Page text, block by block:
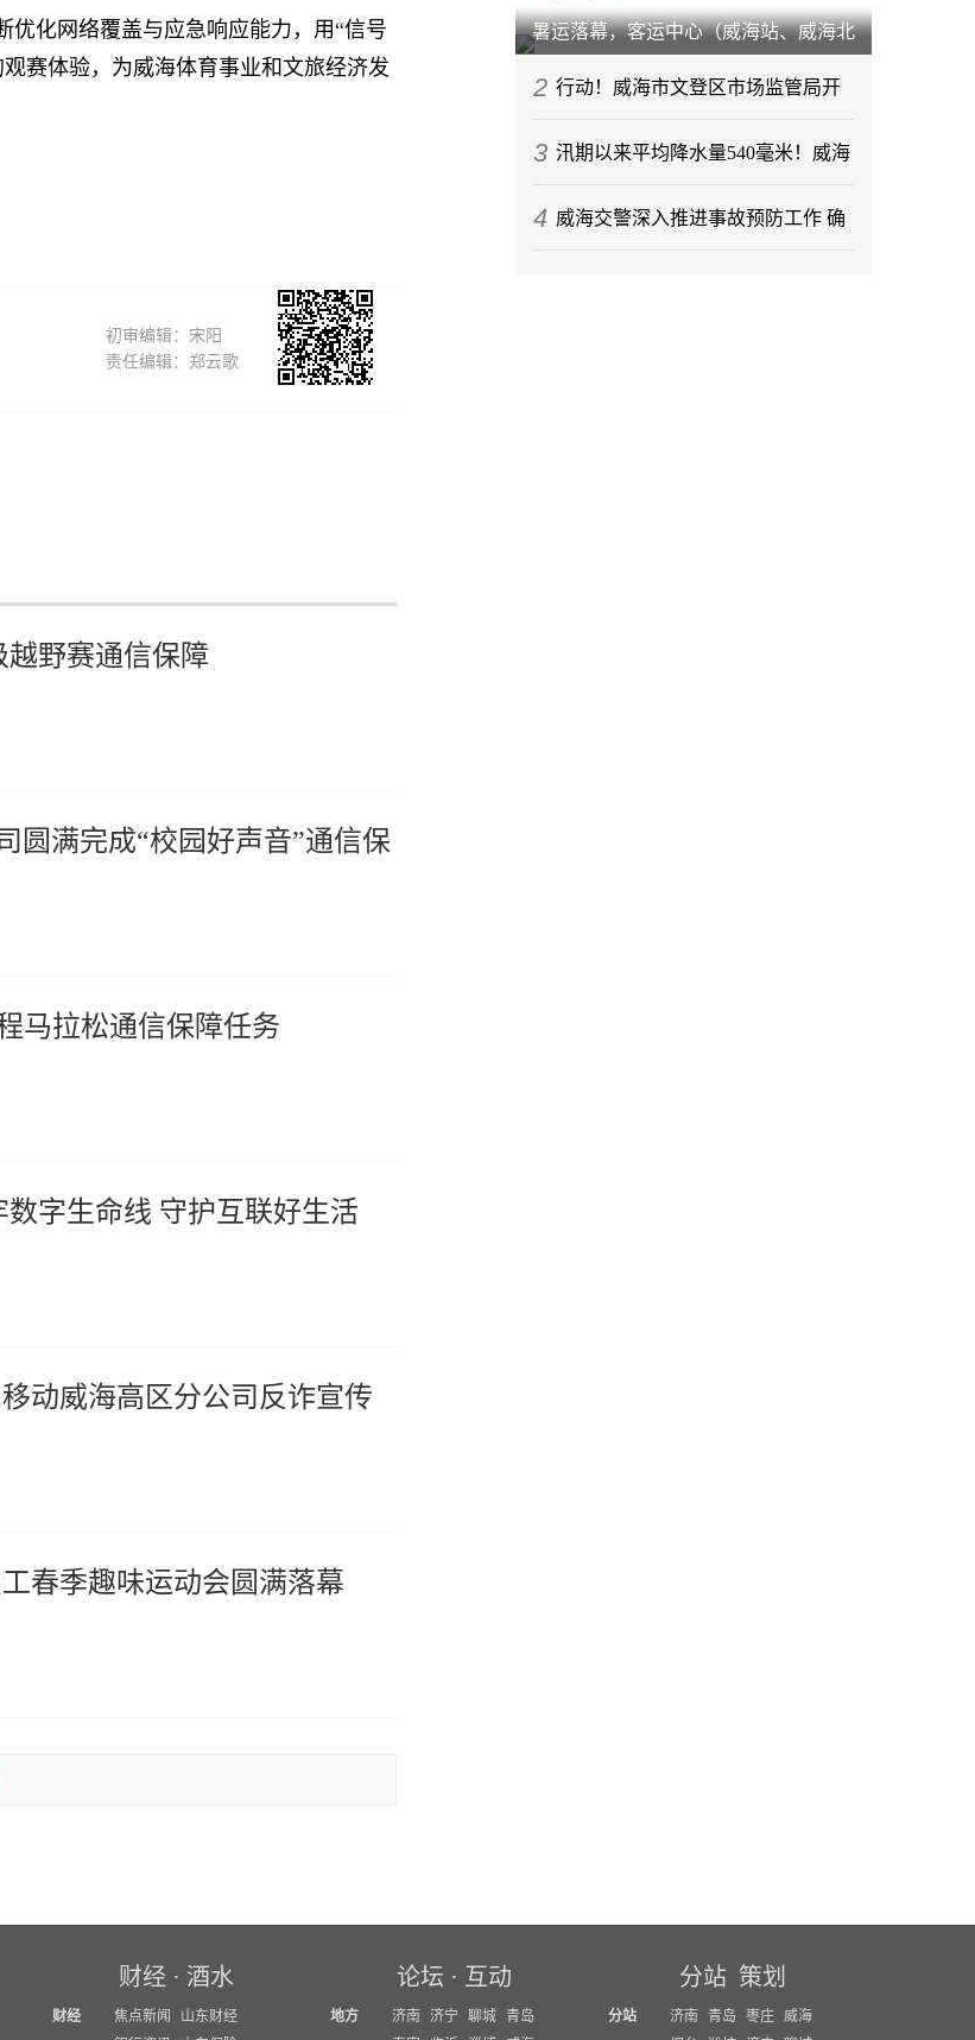
化网络覆盖与应急响应能力，用“信号
赛体验，为威海体育事业和文旅经济发
初审编辑：宋阳
责任编辑：郑云歌
越野赛通信保障
圆满完成“校园好声音”通信保
马拉松通信保障任务
字生命线 守护互联好生活
动威海高区分公司反诈宣传
春季趣味运动会圆满落幕
暑运落幕，客运中心（威海站、威海北
站）到发旅客212.88万人次
2 行动！威海市文登区市场监管局开
展节前月饼专项监督检查
3 汛期以来平均降水量540毫米！威海
今年气候情况发布
4 威海交警深入推进事故预防工作 确
财经 · 酒水
财经 焦点新闻
山东财经
论坛 · 互动
地方 济南 济宁 聊城 青岛
分站 策划
分站 济南 青岛 枣庄 威海